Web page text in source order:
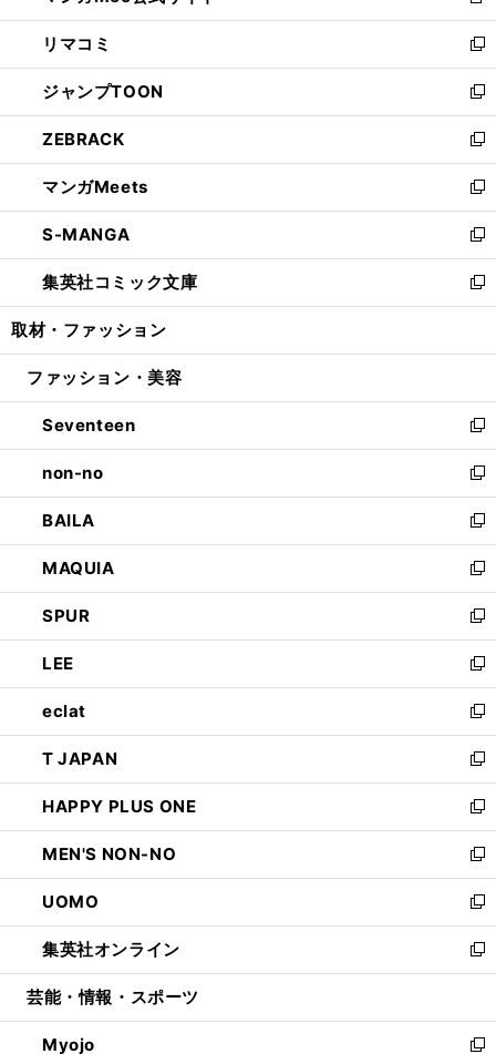
ウ
で
開
く
ン
ド
ウ
で
開
く
ウ
ィ
ン
ド
ウ
で
開
く
し
い
ウ
ィ
ン
ド
ウ
で
開
く
リマコミ
新
し
い
ウ
ィ
ン
ド
ウ
で
開
く
ジャンプTOON
新
し
い
ウ
ィ
ン
ド
ウ
で
開
ZEBRACK
新
し
い
ウ
ィ
ン
ド
ウ
開
マンガMeets
新
し
い
ウ
ィ
ン
ウ
開
く
S-MANGA
新
し
い
ウ
ン
ウ
で
開
く
集英社コミック文庫
新
し
ウ
ン
ド
ウ
で
開
く
取材・ファッション
ファッション・美容
Seventeen
新
し
い
ウ
ィ
ン
ド
ウ
で
開
く
non-no
新
し
い
ウ
ィ
ン
ド
ウ
で
開
く
BAILA
新
し
い
ウ
ィ
ン
ド
ウ
で
開
く
MAQUIA
新
し
い
ウ
ィ
ン
ド
ウ
で
開
く
SPUR
新
し
い
ウ
ィ
ン
ド
ウ
で
開
く
LEE
新
し
い
ウ
ィ
ン
ド
ウ
で
開
く
eclat
新
し
い
ウ
ィ
ン
ド
ウ
で
開
く
T JAPAN
新
し
い
ウ
ィ
ン
ド
ウ
で
開
HAPPY PLUS ONE
新
し
い
ウ
ィ
ン
ド
ウ
開
く
MEN'S NON-NO
新
し
い
ウ
ィ
ン
ウ
で
UOMO
新
し
い
ウ
ン
ド
集英社オンライン
新
し
ウ
ィ
芸能・情報・スポーツ
Myojo
新